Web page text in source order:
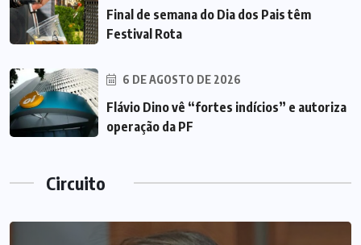
Final de semana do Dia dos Pais têm
Festival Rota
6 DE AGOSTO DE 2026
Flávio Dino vê “fortes indícios” e autoriza
operação da PF
Circuito